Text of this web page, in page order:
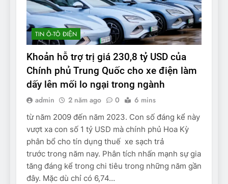
TIN Ô-TÔ ĐIỆN
Khoản hỗ trợ trị giá 230,8 tỷ USD của
Chính phủ Trung Quốc cho xe điện làm
dấy lên mối lo ngại trong ngành
admin 2 năm ago 0 6 mins
từ năm 2009 đến năm 2023. Con số đáng kể này
vượt xa con số 1 tỷ USD mà chính phủ Hoa Kỳ
phân bổ cho tín dụng thuế xe sạch trả
trước trong năm nay. Phân tích nhấn mạnh sự gia
tăng đáng kể trong chi tiêu trong những năm gần
đây. Mặc dù chỉ có 6,74…